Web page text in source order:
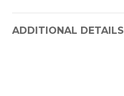
ADDITIONAL DETAILS